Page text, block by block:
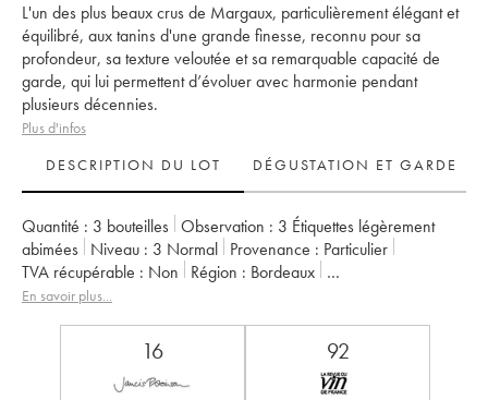
L'un des plus beaux crus de Margaux, particulièrement élégant et
équilibré, aux tanins d'une grande finesse, reconnu pour sa
profondeur, sa texture veloutée et sa remarquable capacité de
garde, qui lui permettent d’évoluer avec harmonie pendant
plusieurs décennies.
Plus d'infos
DESCRIPTION DU LOT
DÉGUSTATION ET GARDE
Quantité : 3 bouteilles Observation : 3 Étiquettes légèrement
abimées
Niveau : 3 Normal Provenance : particulier
TVA récupérable :
non Région :
Bordeaux
Appellation :
En savoir plus...
16 92